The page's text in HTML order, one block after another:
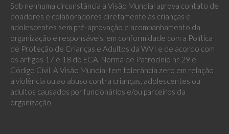
Sob nenhuma circunstância a Visão Mundial aprova contato de
doadores e colaboradores diretamente às crianças e
adolescentes sem pré-aprovação e acompanhamento da
organização e responsáveis, em conformidade com a Política
de Proteção de Crianças e Adultos da WVI e de acordo com
os artigos 17 e 18 do ECA, Norma de Patrocínio nr 29 e
Código Civil. A Visão Mundial tem tolerância zero em relação
à violência ou ao abuso contra crianças, adolescentes ou
adultos causados por funcionários e/ou parceiros da
organização.